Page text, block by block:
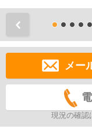
メー
現況の確認